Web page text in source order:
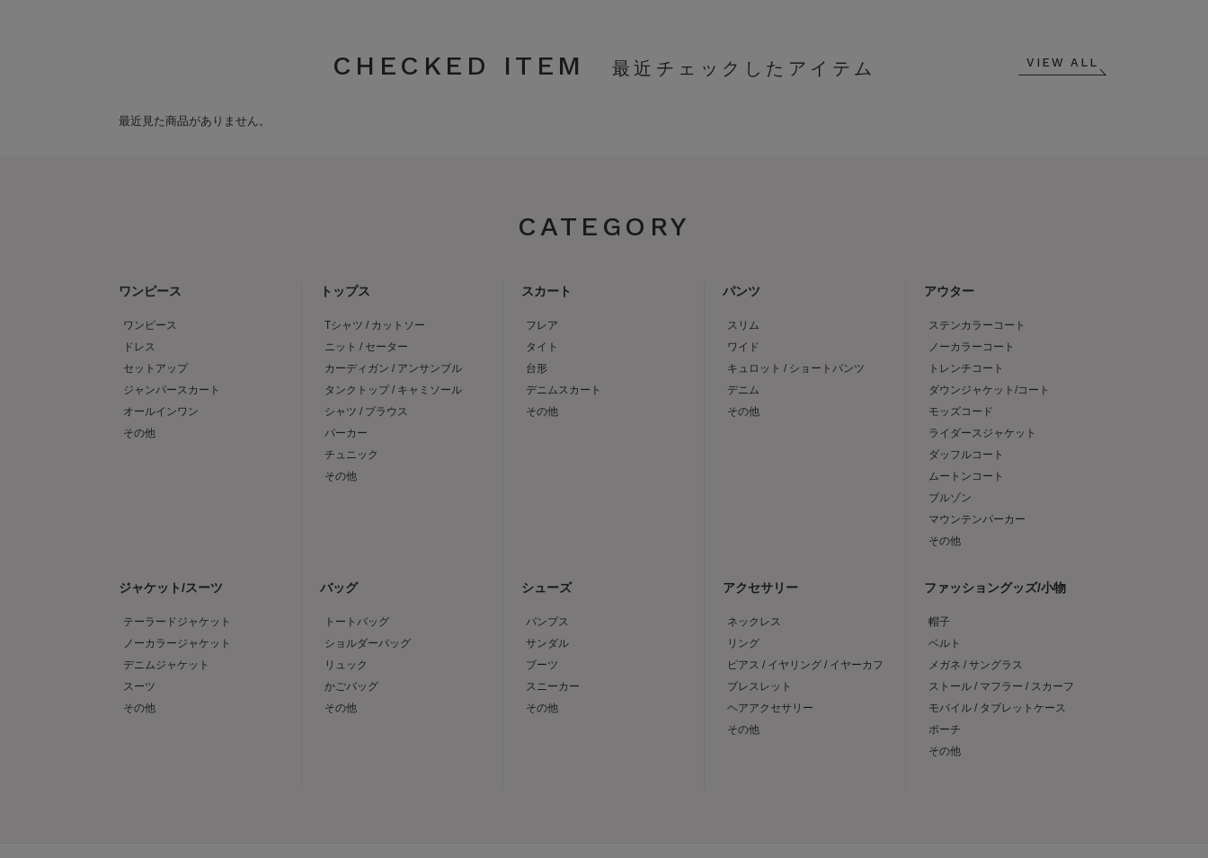
CHECKED ITEM VIEW ALL
最近見た商品がありません。
CATEGORY
ワンピース
ワンピース
ドレス
セットアップ
ジャンパースカート
オールインワン
その他
トップス
Tシャツ / カットソー
ニット / セーター
カーディガン / アンサンブル
タンクトップ / キャミソール
シャツ / ブラウス
パーカー
チュニック
その他
スカート
フレア
タイト
台形
デニムスカート
その他
パンツ
スリム
ワイド
キュロット / ショートパンツ
デニム
その他
アウター
ステンカラーコート
ノーカラーコート
トレンチコート
ダウンジャケット/コート
モッズコード
ライダースジャケット
ダッフルコート
ムートンコート
ブルゾン
マウンテンパーカー
その他
ジャケット/スーツ
テーラードジャケット
ノーカラージャケット
デニムジャケット
スーツ
その他
バッグ
トートバッグ
ショルダーバッグ
リュック
かごバッグ
その他
シューズ
パンプス
サンダル
ブーツ
スニーカー
その他
アクセサリー
ネックレス
リング
ピアス / イヤリング / イヤーカフ
ブレスレット
ヘアアクセサリー
その他
ファッショングッズ/小物
帽子
ベルト
メガネ / サングラス
ストール / マフラー / スカーフ
モバイル / タブレットケース
ポーチ
その他